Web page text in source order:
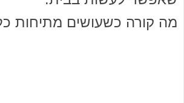
מה קורה כשעושים מתיחות